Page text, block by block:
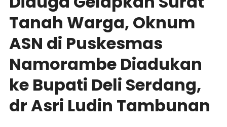
Tanah Warga, Oknum
ASN di Puskesmas
Namorambe Diadukan
ke Bupati Deli Serdang,
dr Asri Ludin Tambunan